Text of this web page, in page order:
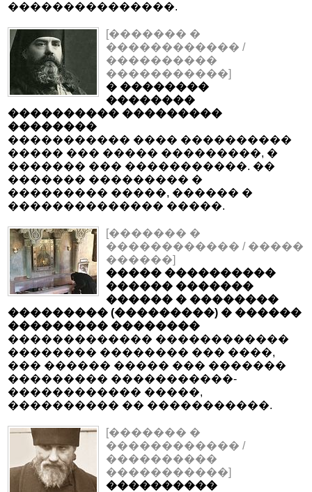
���������������.
[������� �
������������ /
����������
�����������]
� ��������
��������
���������� ���������
��������
����������� ���� ����������
����� ��� ����� ���������, �
������� ��� �����������. ��
������� ��������� �
��������� �����, ������ �
�������������� �����.
[������� �
������������ / �����
������]
����� ����������
������ �������
������ � ��������
��������� (���������) � ������
��������� ��������
������������� ������������
�������� �������� ��� ����,
��� ������ ����� ��� �������
��������� �����������-
������������ �����,
���������� �� �����������.
[������� �
������������ /
����������
�����������]
����������